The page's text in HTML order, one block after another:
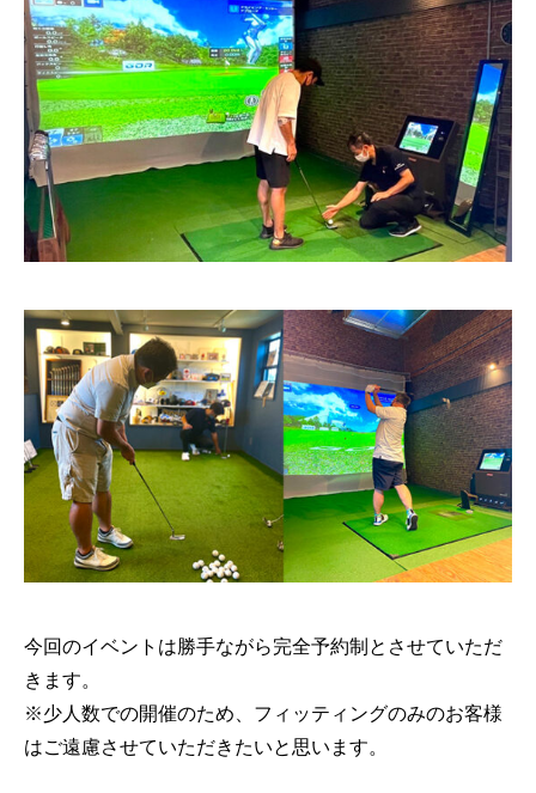
今回のイベントは勝手ながら完全予約制とさせていただ
きます。
※少人数での開催のため、フィッティングのみのお客様
はご遠慮させていただきたいと思います。